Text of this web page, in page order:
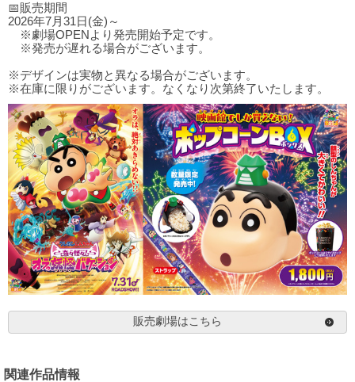
📅販売期間
2026年7月31日(金)～
※劇場OPENより発売開始予定です。
※発売が遅れる場合がございます。
※デザインは実物と異なる場合がございます。
※在庫に限りがございます。なくなり次第終了いたします。
販売劇場はこちら
関連作品情報